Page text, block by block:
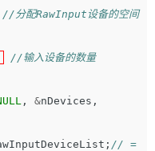
//分配RawInput设备的空间
//输入设备的数量
, &nDevices ,
; // =